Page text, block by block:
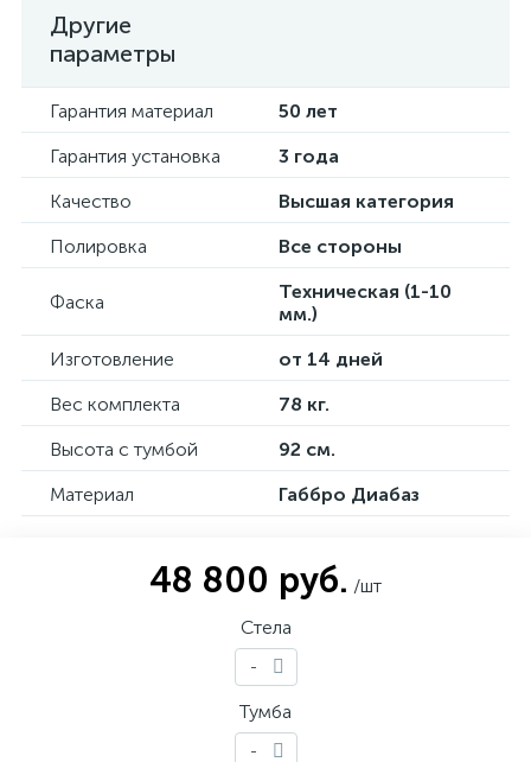
Другие
параметры
Гарантия материал
50 лет
Гарантия установка
3 года
Качество
Высшая категория
Полировка
Все стороны
Фаска
Техническая (1-10
мм.)
Изготовление
от 14 дней
Вес комплекта
78 кг.
Высота с тумбой
92 см.
Материал
Габбро Диабаз
48 800 руб. /шт
Стела
-
Тумба
-